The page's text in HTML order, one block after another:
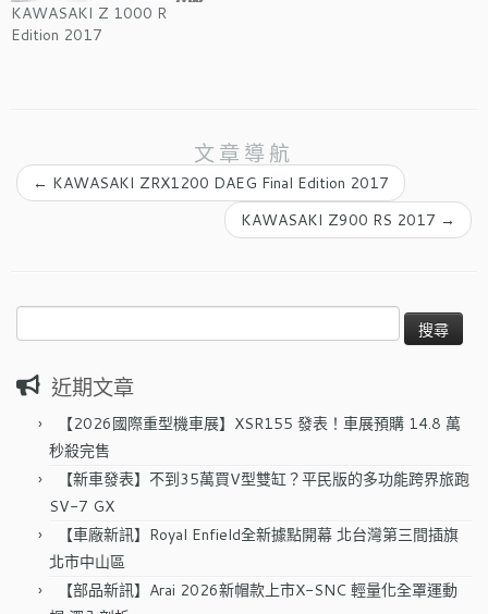
KAWASAKI Z 1000 R
Edition 2017
文章導航
← KAWASAKI ZRX1200 DAEG Final Edition 2017
KAWASAKI Z900 RS 2017 →
搜
尋
鍵
近期文章
【2026國際重型機車展】XSR155 發表！車展預購 14.8 萬
秒殺完售
【新車發表】不到35萬買V型雙缸？平民版的多功能跨界旅跑
SV-7 GX
【車廠新訊】Royal Enfield全新據點開幕 北台灣第三間插旗
北市中山區
【部品新訊】Arai 2026新帽款上市X-SNC 輕量化全罩運動